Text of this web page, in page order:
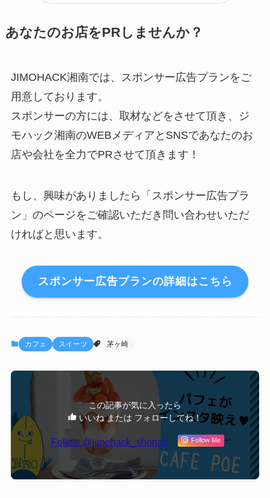
あなたのお店をPRしませんか？
JIMOHACK湘南では、スポンサー広告プランをご
用意しております。
スポンサーの方には、取材などをさせて頂き、ジ
モハック湘南のWEBメディアとSNSであなたのお
店や会社を全力でPRさせて頂きます！
もし、興味がありましたら「スポンサー広告プラ
ン」のページをご確認いただき問い合わせいただ
ければと思います。
スポンサー広告プランの詳細はこちら
カフェ スイーツ 茅ヶ崎
この記事が気に入ったら
いいね または フォローしてね！
Follow @jimohack_shonan Follow Me